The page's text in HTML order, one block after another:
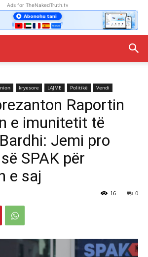
Ads for TheNakedTruth.tv
kryesore LAJME Politikë Vendi
Raportin
e imunitetit të
Jemi pro
SPAK për
e saj
0
16